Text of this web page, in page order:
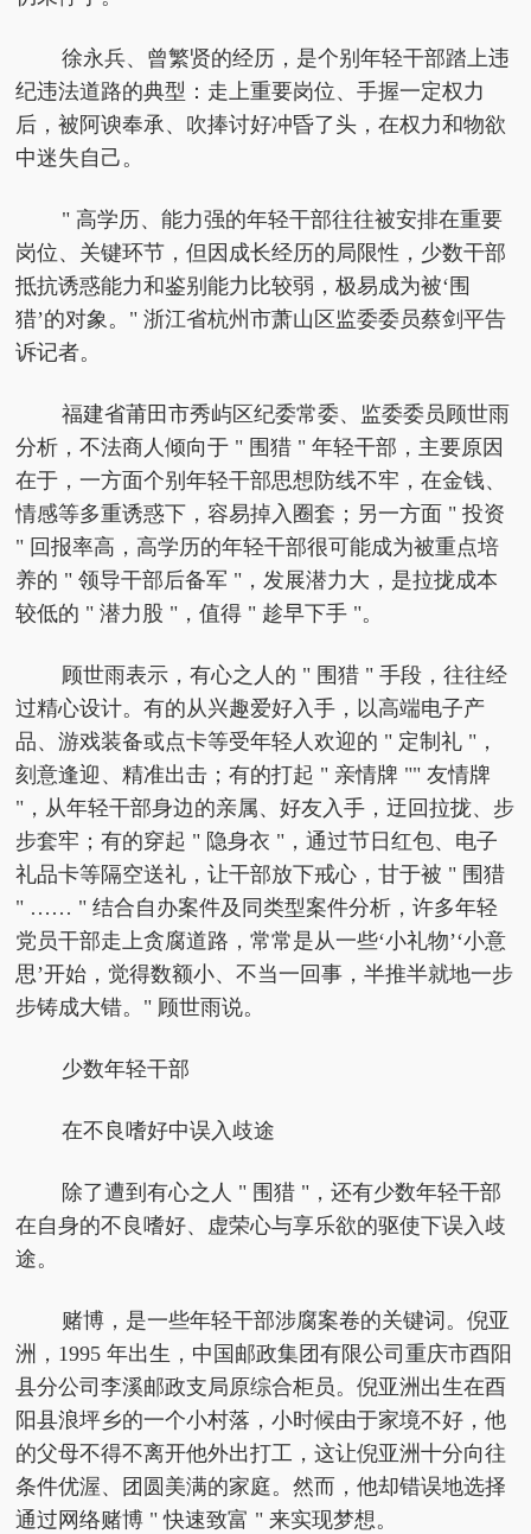
徐永兵、曾繁贤的经历，是个别年轻干部踏上违
纪违法道路的典型：走上重要岗位、手握一定权力
后，被阿谀奉承、吹捧讨好冲昏了头，在权力和物欲
中迷失自己。
" 高学历、能力强的年轻干部往往被安排在重要
岗位、关键环节，但因成长经历的局限性，少数干部
抵抗诱惑能力和鉴别能力比较弱，极易成为被‘围
猎’的对象。" 浙江省杭州市萧山区监委委员蔡剑平告
诉记者。
福建省莆田市秀屿区纪委常委、监委委员顾世雨
分析，不法商人倾向于 " 围猎 " 年轻干部，主要原因
在于，一方面个别年轻干部思想防线不牢，在金钱、
情感等多重诱惑下，容易掉入圈套；另一方面 " 投资
" 回报率高，高学历的年轻干部很可能成为被重点培
养的 " 领导干部后备军 "，发展潜力大，是拉拢成本
较低的 " 潜力股 "，值得 " 趁早下手 "。
顾世雨表示，有心之人的 " 围猎 " 手段，往往经
过精心设计。有的从兴趣爱好入手，以高端电子产
品、游戏装备或点卡等受年轻人欢迎的 " 定制礼 "，
刻意逢迎、精准出击；有的打起 " 亲情牌 "" 友情牌
"，从年轻干部身边的亲属、好友入手，迂回拉拢、步
步套牢；有的穿起 " 隐身衣 "，通过节日红包、电子
礼品卡等隔空送礼，让干部放下戒心，甘于被 " 围猎
" …… " 结合自办案件及同类型案件分析，许多年轻
党员干部走上贪腐道路，常常是从一些‘小礼物’‘小意
思’开始，觉得数额小、不当一回事，半推半就地一步
步铸成大错。" 顾世雨说。
少数年轻干部
在不良嗜好中误入歧途
除了遭到有心之人 " 围猎 "，还有少数年轻干部
在自身的不良嗜好、虚荣心与享乐欲的驱使下误入歧
途。
赌博，是一些年轻干部涉腐案卷的关键词。倪亚
洲，1995 年出生，中国邮政集团有限公司重庆市酉阳
县分公司李溪邮政支局原综合柜员。倪亚洲出生在酉
阳县浪坪乡的一个小村落，小时候由于家境不好，他
的父母不得不离开他外出打工，这让倪亚洲十分向往
条件优渥、团圆美满的家庭。然而，他却错误地选择
通过网络赌博 " 快速致富 " 来实现梦想。